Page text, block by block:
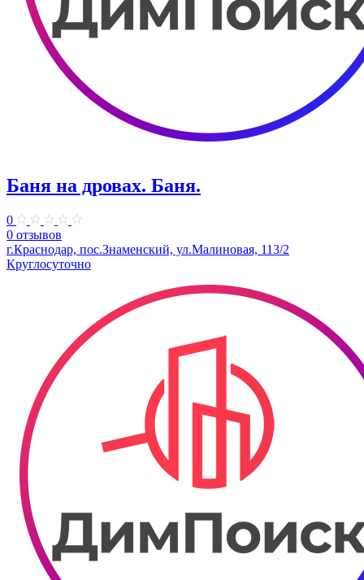
Баня на дровах. Баня.
0
0 отзывов
г.Краснодар, пос.Знаменский, ул.Малиновая, 113/2
Круглосуточно